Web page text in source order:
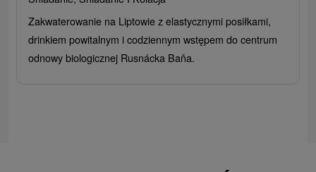
Zakwaterowanie na Liptowie z elastycznymi posiłkami,
drinkiem powitalnym i codziennym wstępem do centrum
odnowy biologicznej Rusnácka Baňa.